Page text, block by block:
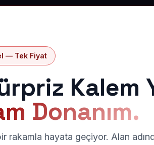
— Tek Fiyat
Kalem
Donanım.
rakamla hayata geçiyor. Alan